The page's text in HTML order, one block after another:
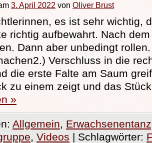
3. April 2022 von Oliver Brust
es ist sehr wichtig,
richtig aufbewahrt. Nach
Dann aber unbedingt
Verschluss in die
die erste Falte am Saum
zu einem zeigt und das
»
Allgemein,
, Videos | Schlagwörter: